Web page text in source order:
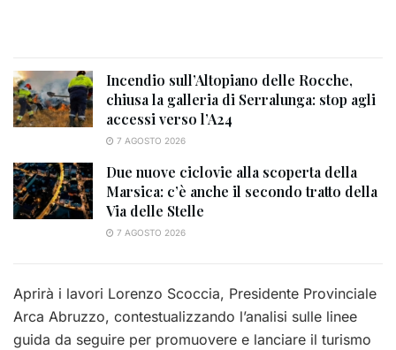
Incendio sull’Altopiano delle Rocche,
chiusa la galleria di Serralunga: stop agli
accessi verso l’A24
7 AGOSTO 2026
Due nuove ciclovie alla scoperta della
Marsica: c’è anche il secondo tratto della
Via delle Stelle
7 AGOSTO 2026
Aprirà i lavori Lorenzo Scoccia, Presidente Provinciale
Arca Abruzzo, contestualizzando l’analisi sulle linee
guida da seguire per promuovere e lanciare il turismo